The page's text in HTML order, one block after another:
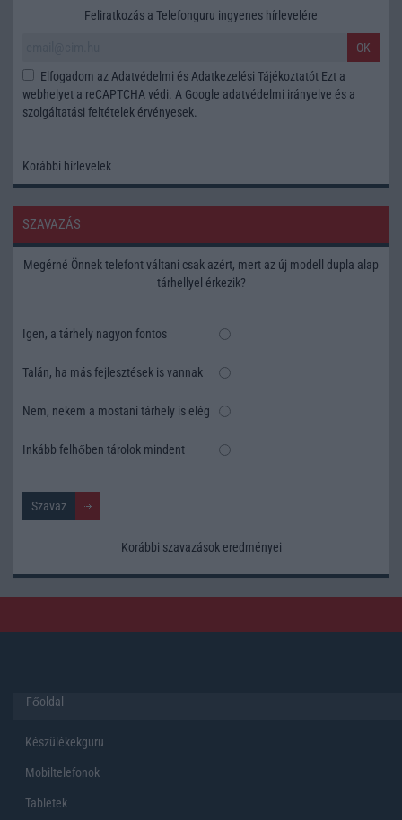
Feliratkozás a Telefonguru ingyenes hírlevelére
OK
Elfogadom az Adatvédelmi és Adatkezelési Tájékoztatót Ezt a
webhelyet a reCAPTCHA védi. A Google adatvédelmi irányelve és a
szolgáltatási feltételek érvényesek.
Korábbi hírlevelek
SZAVAZÁS
Megérné Önnek telefont váltani csak azért, mert az új modell dupla alap
tárhellyel érkezik?
Igen, a tárhely nagyon fontos
Talán, ha más fejlesztések is vannak
Nem, nekem a mostani tárhely is elég
Inkább felhőben tárolok mindent
Korábbi szavazások eredményei
Főoldal
Készülékekguru
Mobiltelefonok
Tabletek